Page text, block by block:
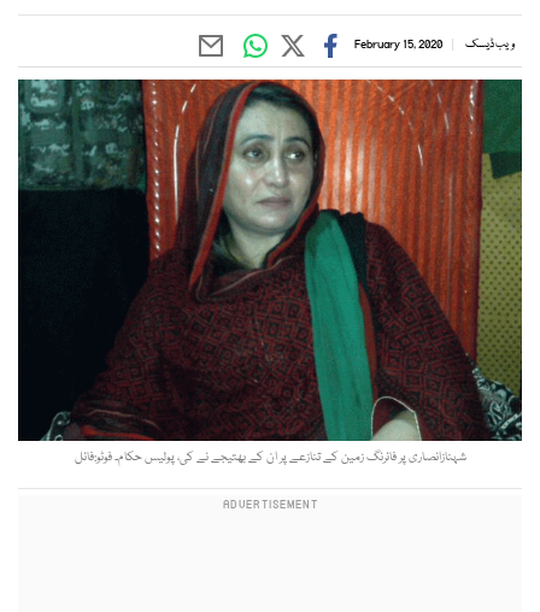
ویب ڈیسک February 15, 2020
شہنازانصاری پر فائرنگ زمین کے تنازعے پر ان کے بھتیجے نے کی، پولیس حکام۔ فوٹو:فائل